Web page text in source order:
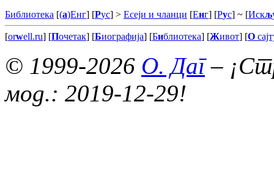
Библиотека [(а)Енг] [Рус] > Есеји и чланци [Енг] [Рус] ~ [Искљ
[orwell.ru] [Почетак] [Биографија] [Библиотека] [Живот] [О
© 1999-2026 О. Даг–
мод.: 2019-12-29!